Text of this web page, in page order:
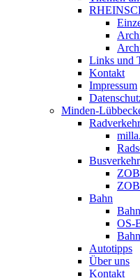
Links und
Kontakt
Impressum
Minden-
Radverkehr
Busverkehr
Bahn
OS-
Autotipps
Über uns
Kontakt